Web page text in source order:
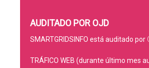
AUDITADO POR OJD
SMARTGRIDSINFO está auditado por
TRÁFICO WEB (durante último mes